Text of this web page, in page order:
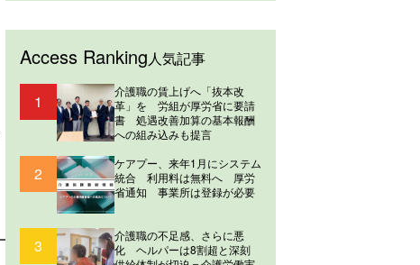
Access Ranking人気記事
1
介護職の賃上げへ「抜本改
革」を 労組が厚労省に要請
書 処遇改善加算の基本報酬
への組み込みも提言
2
ケアプー、来年1月にシステム
統合 利用料は無料へ 厚労
省通知 事業所は登録が必要
3
介護職の不足感、さらに悪
化 ヘルパーは8割超と深刻